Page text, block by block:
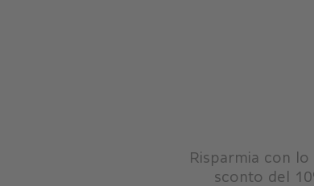
Risparmia con
sconto del